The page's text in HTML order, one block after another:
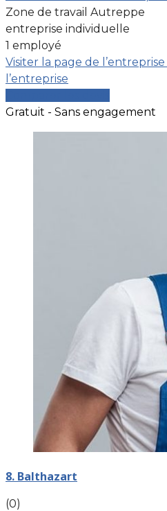
Zone de travail Autreppe
entreprise individuelle
1 employé
Visiter la page de l’entreprise
l’entreprise
Gratuit - Sans engagement
8. Balthazart
(0)